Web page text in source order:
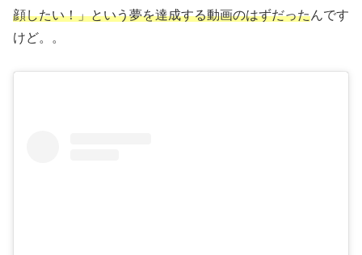
顔したい！」という夢を達成する動画のはずだったんです
けど。。